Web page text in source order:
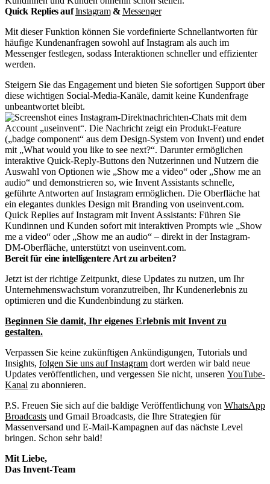
Quick Replies aufInstagram&Messenger
Mit dieser Funktion können Sie vordefinierte Schnellantworten für
häufige Kundenanfragen sowohl auf Instagram als auch im
Messenger festlegen, sodass Interaktionen schneller und effizienter
werden.
Steigern Sie das Engagement und bieten Sie sofortigen Support über
diese wichtigen Social-Media-Kanäle, damit keine Kundenfrage
unbeantwortet bleibt.
Quick Replies auf Instagram mit Invent Assistants: Führen Sie
Kundinnen und Kunden sofort mit interaktiven Prompts wie „Show
me a video“ oder „Show me an audio“ – direkt in der Instagram-
DM-Oberfläche, unterstützt von useinvent.com.
Bereit für eine intelligentere Art zu arbeiten?
Jetzt ist der richtige Zeitpunkt, diese Updates zu nutzen, um Ihr
Unternehmenswachstum voranzutreiben, Ihr Kundenerlebnis zu
optimieren und die Kundenbindung zu stärken.
Beginnen Sie damit, Ihr eigenes Erlebnis mit Invent zu
gestalten.
Verpassen Sie keine zukünftigen Ankündigungen, Tutorials und
Insights, folgen Sie uns auf Instagram dort werden wir bald neue
Updates veröffentlichen, und vergessen Sie nicht, unseren YouTube-
Kanal zu abonnieren.
P.S. Freuen Sie sich auf die baldige Veröffentlichung von WhatsApp
Broadcasts und Gmail Broadcasts, die Ihre Strategien für
Massenversand und E-Mail-Kampagnen auf das nächste Level
bringen. Schon sehr bald!
Mit Liebe,
Das Invent-Team